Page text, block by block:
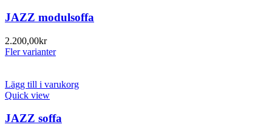
JAZZ modulsoffa
2.200,00kr
Fler varianter
Lägg till i varukorg
Quick view
JAZZ soffa